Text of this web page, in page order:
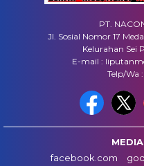
PT.
Jl. Sosial Nomor 17
Kelurahan Sei
E-mail :
Telp/Wa
facebook.com